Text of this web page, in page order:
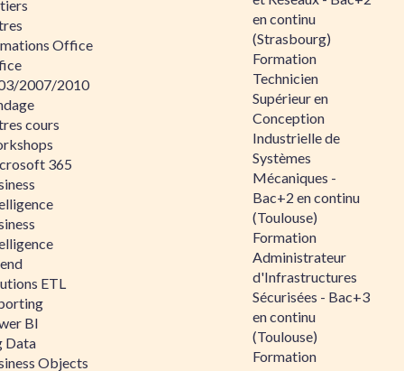
Office
2007/2010
cours
365
ETL
BI
Data
Objects
en continu
(Strasbourg)
Formation
Technicien
Supérieur en
Conception
Industrielle de
Systèmes
Mécaniques -
Bac+2 en continu
(Toulouse)
Formation
Administrateur
d'Infrastructures
Sécurisées - Bac+3
en continu
(Toulouse)
Formation